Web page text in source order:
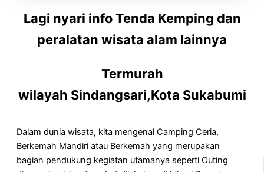
Lagi nyari info Tenda Kemping dan
peralatan wisata alam lainnya
Termurah
wilayah Sindangsari,Kota Sukabumi
Dalam dunia wisata, kita mengenal Camping Ceria,
Berkemah Mandiri atau Berkemah yang merupakan
bagian pendukung kegiatan utamanya seperti Outing